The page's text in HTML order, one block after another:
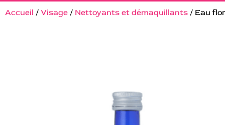
Accueil / Visage / Nettoyants et démaquillants / Eau